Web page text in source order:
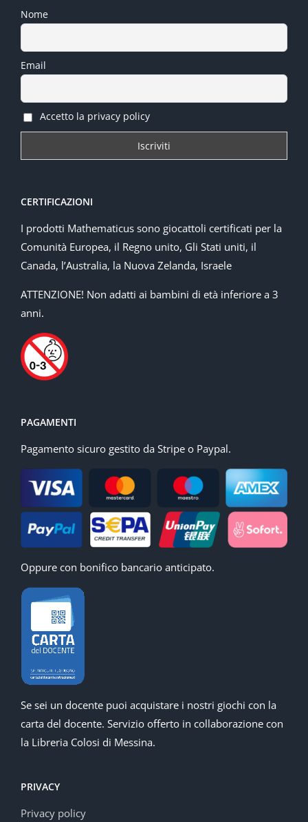
Nome
Email
Accetto la privacy policy
CERTIFICAZIONI
I prodotti Mathematicus sono giocattoli certificati per la
Comunità Europea, il Regno unito, Gli Stati uniti, il
Canada, l’Australia, la Nuova Zelanda, Israele
ATTENZIONE! Non adatti ai bambini di età inferiore a 3
anni.
PAGAMENTI
Pagamento sicuro gestito da Stripe o Paypal.
Oppure con bonifico bancario anticipato.
Se sei un docente puoi acquistare i nostri giochi con la
carta del docente. Servizio offerto in collaborazione con
la Libreria Colosi di Messina.
PRIVACY
Privacy policy